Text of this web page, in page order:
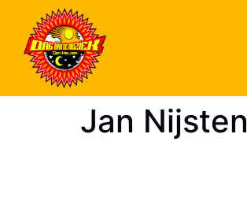
Jan Nijsten